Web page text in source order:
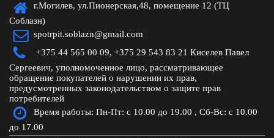
г.Могилев, ул.Пионерская,48, помещение 12 (ТЦ
Соблазн)
spotrpit.soblazn@gmail.com
+375 44 565 00 09, +375 29 543 83 21 Киселев Павел
Сергеевич, уполномоченное лицо, рассматривающее
обращение покупателей о нарушении их прав,
предусмотренных законодательством о защите прав
потребителей
Время работы: Пн-Пт: с 10.00 до 19.00 , Сб-Вс: с 10.00
до 17.00